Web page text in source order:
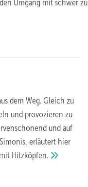
Umgang mit schwer zu
dem Weg. Gleich zu
und provozieren zu
und auf
erläutert hier
Hitzköpfen.